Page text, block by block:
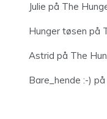
Julie på The
Hunger tøsen på
Astrid på The
Bare_hende :-) på